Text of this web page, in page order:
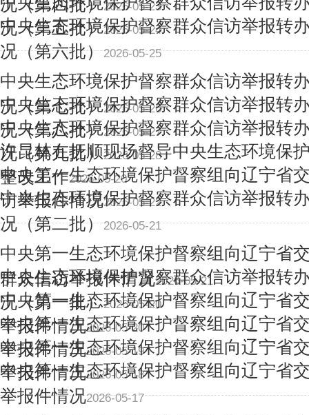
况（第四批）2026-05-23
况（第五批）2026-05-24
中央生态环境保护督察群众信访举报转
况（第六批）2026-05-25
中央生态环境保护督察群众信访举报转
况（第七批）2026-05-26
中央生态环境保护督察群众信访举报转
况（第八批）2026-05-27
中央生态环境保护督察群众信访举报转
况（第九批）2026-05-28
许昆林在抚顺现场督导中央生态环境保
整改工作2026-05-20
中央第一生态环境保护督察组向辽宁省
访举报件情况2026-05-22
中央生态环境保护督察群众信访举报转
况（第二批）2026-05-21
中央第一生态环境保护督察组向辽宁省
群众信访举报件情况2026-05-21
中央生态环境保护督察群众信访举报转
况（第一批）2026-05-20
中央第一生态环境保护督察组向辽宁省
举报件情况2026-05-20
中央第一生态环境保护督察组向辽宁省
举报件情况2026-05-19
中央第一生态环境保护督察组向辽宁省
举报件情况2026-05-18
中央第一生态环境保护督察组向辽宁省
举报件情况2026-05-17